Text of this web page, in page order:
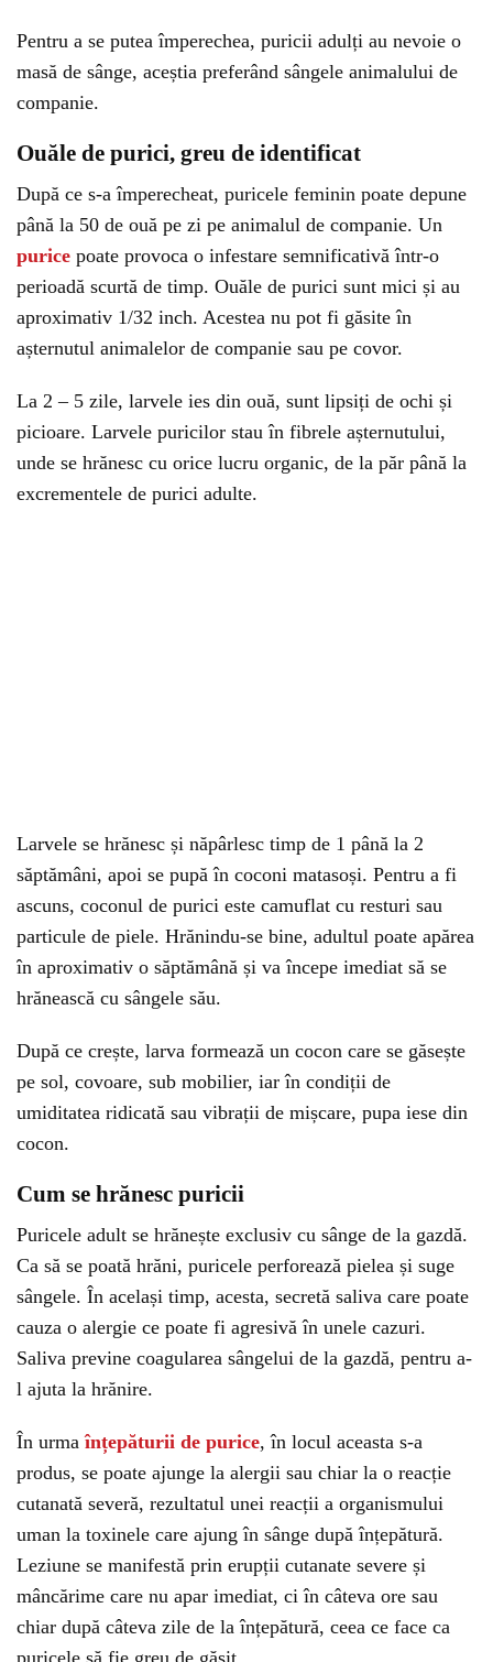
Pentru a se putea împerechea, puricii adulți au nevoie o
masă de sânge, aceștia preferând sângele animalului de
companie.
Ouăle de purici, greu de identificat
După ce s-a împerecheat, puricele feminin poate depune
până la 50 de ouă pe zi pe animalul de companie. Un
purice poate provoca o infestare semnificativă într-o
perioadă scurtă de timp. Ouăle de purici sunt mici și au
aproximativ 1/32 inch. Acestea nu pot fi găsite în
așternutul animalelor de companie sau pe covor.
La 2 – 5 zile, larvele ies din ouă, sunt lipsiți de ochi și
picioare. Larvele puricilor stau în fibrele așternutului,
unde se hrănesc cu orice lucru organic, de la păr până la
excrementele de purici adulte.
Larvele se hrănesc și năpârlesc timp de 1 până la 2
săptămâni, apoi se pupă în coconi matasoși. Pentru a fi
ascuns, coconul de purici este camuflat cu resturi sau
particule de piele. Hrănindu-se bine, adultul poate apărea
în aproximativ o săptămână și va începe imediat să se
hrănească cu sângele său.
După ce crește, larva formează un cocon care se găsește
pe sol, covoare, sub mobilier, iar în condiții de
umiditatea ridicată sau vibrații de mișcare, pupa iese din
cocon.
Cum se hrănesc puricii
Puricele adult se hrănește exclusiv cu sânge de la gazdă.
Ca să se poată hrăni, puricele perforează pielea și suge
sângele. În același timp, acesta, secretă saliva care poate
cauza o alergie ce poate fi agresivă în unele cazuri.
Saliva previne coagularea sângelui de la gazdă, pentru a-
l ajuta la hrănire.
În urma înțepăturii de purice, în locul aceasta s-a
produs, se poate ajunge la alergii sau chiar la o reacție
cutanată severă, rezultatul unei reacții a organismului
uman la toxinele care ajung în sânge după înțepătură.
Leziune se manifestă prin erupții cutanate severe și
mâncărime care nu apar imediat, ci în câteva ore sau
chiar după câteva zile de la înțepătură, ceea ce face ca
puricele să fie greu de găsit.